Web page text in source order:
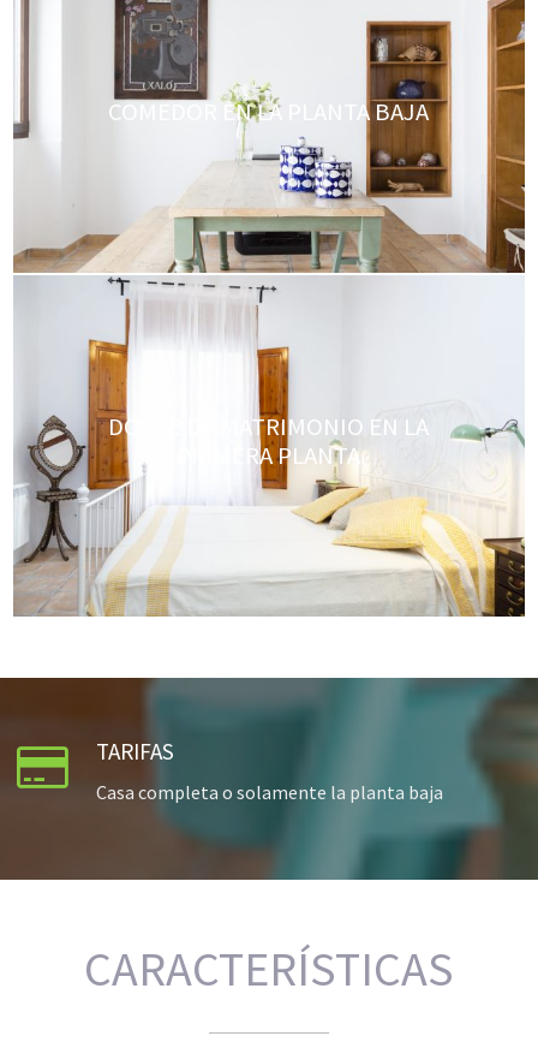
COMEDOR EN LA PLANTA BAJA
DOBLE DE MATRIMONIO EN LA
PRIMERA PLANTA
 TARIFAS
Casa completa o solamente la planta baja
CARACTERÍSTICAS